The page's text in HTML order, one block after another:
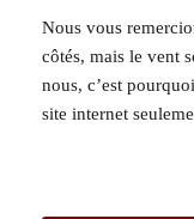
Nous vous
côtés, mais le vent
nous, c’est
site internet